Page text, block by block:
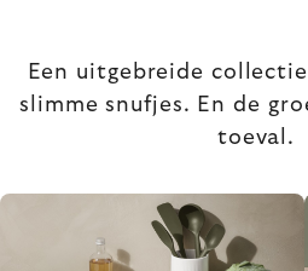
Een uitgebreide
slimme snufjes. En de
toeval.